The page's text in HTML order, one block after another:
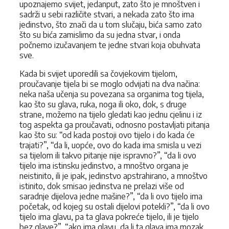
upoznajemo svijet, jedanput, zato što je mnoštven i
sadrži u sebi različite stvari, a nekada zato što ima
jedinstvo, što znači da u tom slučaju, bića samo zato
što su bića zamislimo da su jedna stvar, i onda
počnemo izučavanjem te jedne stvari koja obuhvata
sve.
Kada bi svijet uporedili sa čovjekovim tijelom,
proučavanje tijela bi se moglo odvijati na dva načina:
neka naša učenja su povezana sa organima tog tijela,
kao što su glava, ruka, noga ili oko, dok, s druge
strane, možemo na tijelo gledati kao jednu cjelinu i iz
tog aspekta ga proučavati, odnosno postavljati pitanja
kao što su: “od kada postoji ovo tijelo i do kada će
trajati?”, “da li, uopće, ovo do kada ima smisla u vezi
sa tijelom ili takvo pitanje nije ispravno?”, “da li ovo
tijelo ima istinsku jedinstvo, a mnoštvo organa je
neistinito, ili je ipak, jedinstvo apstrahirano, a mnoštvo
istinito, dok smisao jedinstva ne prelazi više od
saradnje dijelova jedne mašine?”, “da li ovo tijelo ima
početak, od kojeg su ostali dijelovi potekli?”, “da li ovo
tijelo ima glavu, pa ta glava pokreće tijelo, ili je tijelo
bez glave?”, “ako ima glavu, da li ta glava ima mozak